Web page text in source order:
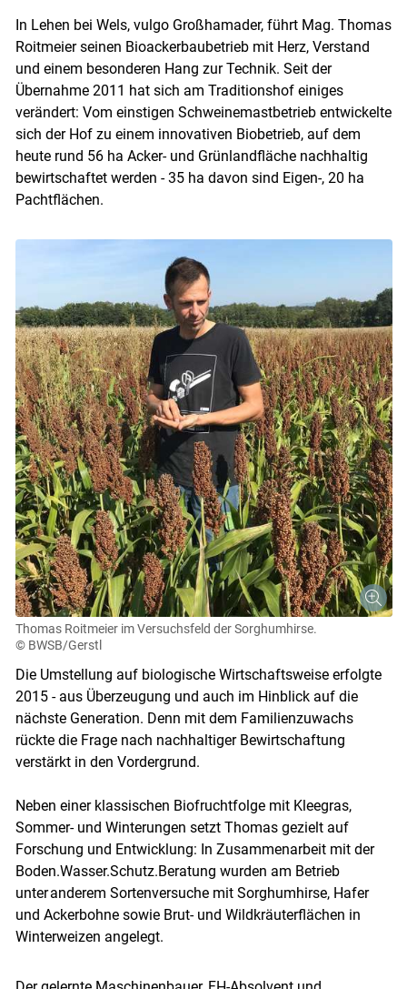
Skip to main content
In Lehen bei Wels, vulgo Großhamader, führt Mag. Thomas
Roitmeier seinen Bioackerbaubetrieb mit Herz, Verstand
und einem besonderen Hang zur Technik. Seit der
Übernahme 2011 hat sich am Traditionshof einiges
verändert: Vom einstigen Schweinemastbetrieb entwickelte
sich der Hof zu einem innovativen Biobetrieb, auf dem
heute rund 56 ha Acker- und Grünlandfläche nachhaltig
bewirtschaftet werden - 35 ha davon sind Eigen-, 20 ha
Pachtflächen.
Thomas Roitmeier im Versuchsfeld der Sorghumhirse.
© BWSB/Gerstl
Die Umstellung auf biologische Wirtschaftsweise erfolgte
2015 - aus Überzeugung und auch im Hinblick auf die
nächste Generation. Denn mit dem Familienzuwachs
rückte die Frage nach nachhaltiger Bewirtschaftung
verstärkt in den Vordergrund.
Neben einer klassischen Biofruchtfolge mit Kleegras,
Sommer- und Winterungen setzt Thomas gezielt auf
Forschung und Entwicklung: In Zusammenarbeit mit der
Boden.Wasser.Schutz.Beratung wurden am Betrieb
unter anderem Sortenversuche mit Sorghumhirse, Hafer
und Ackerbohne sowie Brut- und Wildkräuterflächen in
Winterweizen angelegt.